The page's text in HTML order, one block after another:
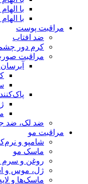
با
با
مراقبت پوست
ضد افتاب
کرم دور
مراقبت
ضد لک، ضد
مراقبت مو
شامپو و
ماسک مو
روغن و سرم
ژل، موس و
ماسک‌ها و